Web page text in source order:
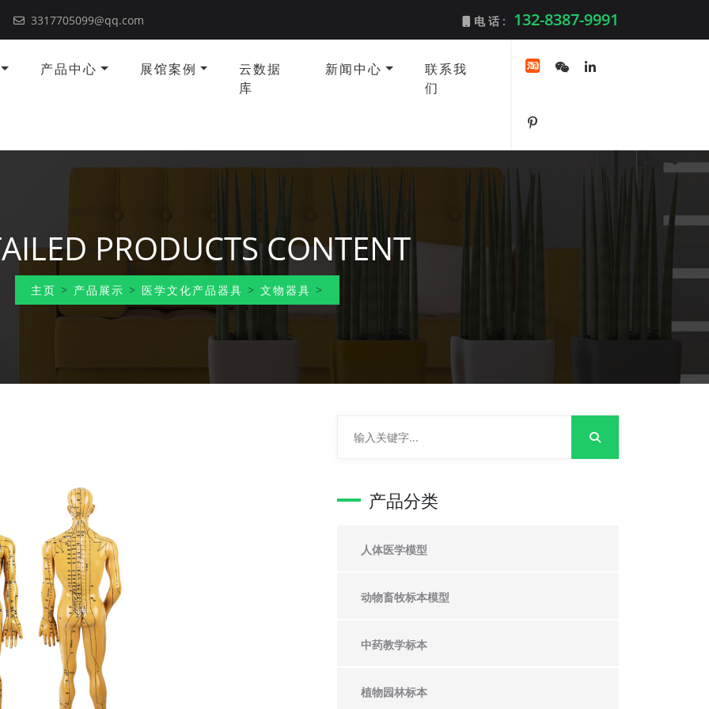
3317705099@qq.com 电 话 : 132-8387-9991
产品中心 展馆案例
云数据
库
新闻中心
联系我
们
PRODUCTS CONTENT
主页 > 产品展示 > 医学文化产品器具 > 文物器具 >
产品分类
人体医学模型
动物畜牧标本模型
中药教学标本
植物园林标本